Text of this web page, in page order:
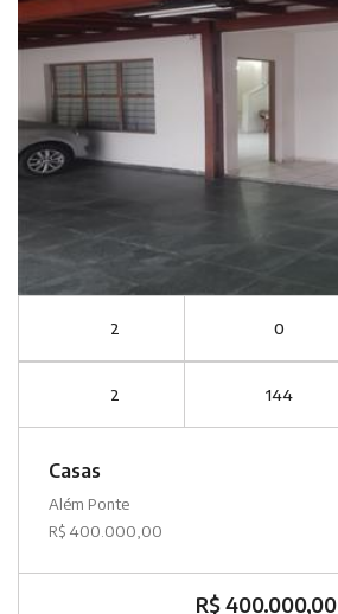
2 0
2 144
Casas
Além Ponte
R$ 400.000,00
R$ 400.000,00